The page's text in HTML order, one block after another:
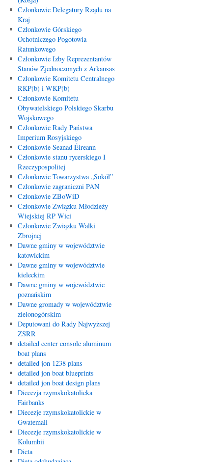
Członkowie Delegatury Rządu na
Kraj
Członkowie Górskiego
Ochotniczego Pogotowia
Ratunkowego
Członkowie Izby Reprezentantów
Stanów Zjednoczonych z Arkansas
Członkowie Komitetu Centralnego
RKP(b) i WKP(b)
Członkowie Komitetu
Obywatelskiego Polskiego Skarbu
Wojskowego
Członkowie Rady Państwa
Imperium Rosyjskiego
Członkowie Seanad Éireann
Członkowie stanu rycerskiego I
Rzeczypospolitej
Członkowie Towarzystwa „Sokół”
Członkowie zagraniczni PAN
Członkowie ZBoWiD
Członkowie Związku Młodzieży
Wiejskiej RP Wici
Członkowie Związku Walki
Zbrojnej
Dawne gminy w województwie
katowickim
Dawne gminy w województwie
kieleckim
Dawne gminy w województwie
poznańskim
Dawne gromady w województwie
zielonogórskim
Deputowani do Rady Najwyższej
ZSRR
detailed center console aluminum
boat plans
detailed jon 1238 plans
detailed jon boat blueprints
detailed jon boat design plans
Diecezja rzymskokatolicka
Fairbanks
Diecezje rzymskokatolickie w
Gwatemali
Diecezje rzymskokatolickie w
Kolumbii
Dieta